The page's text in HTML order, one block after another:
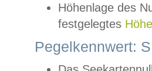
Höhenlage des
festgelegtes
Pegelkennwert: